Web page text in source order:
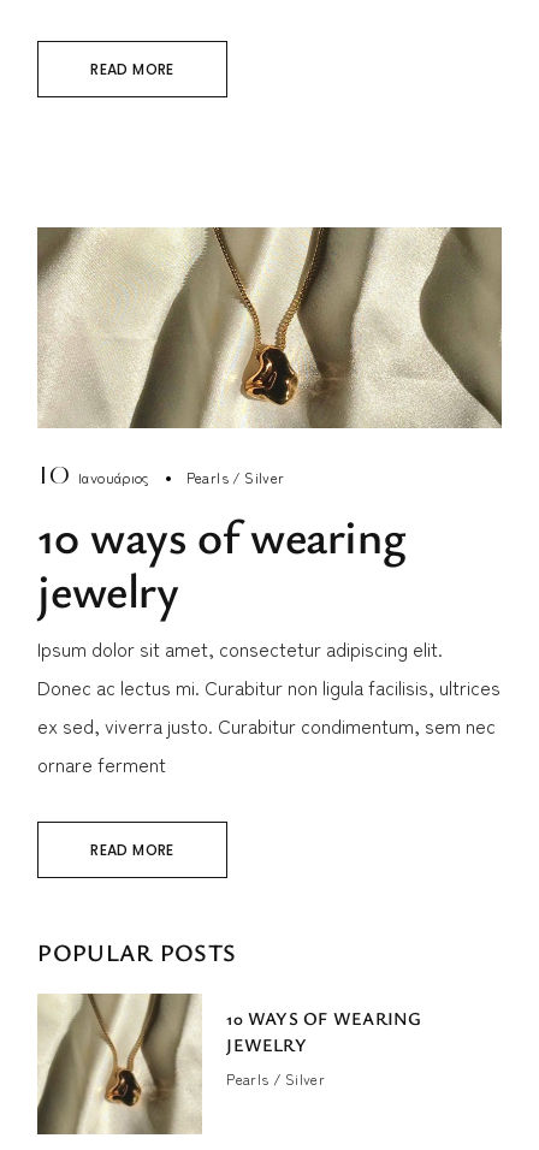
READ MORE
10 Ιανουάριος Pearls Silver
10 ways of wearing
jewelry
Ipsum dolor sit amet, consectetur adipiscing elit.
Donec ac lectus mi. Curabitur non ligula facilisis, ultrices
ex sed, viverra justo. Curabitur condimentum, sem nec
ornare ferment
READ MORE
POPULAR POSTS
10 WAYS OF WEARING
JEWELRY
Pearls Silver